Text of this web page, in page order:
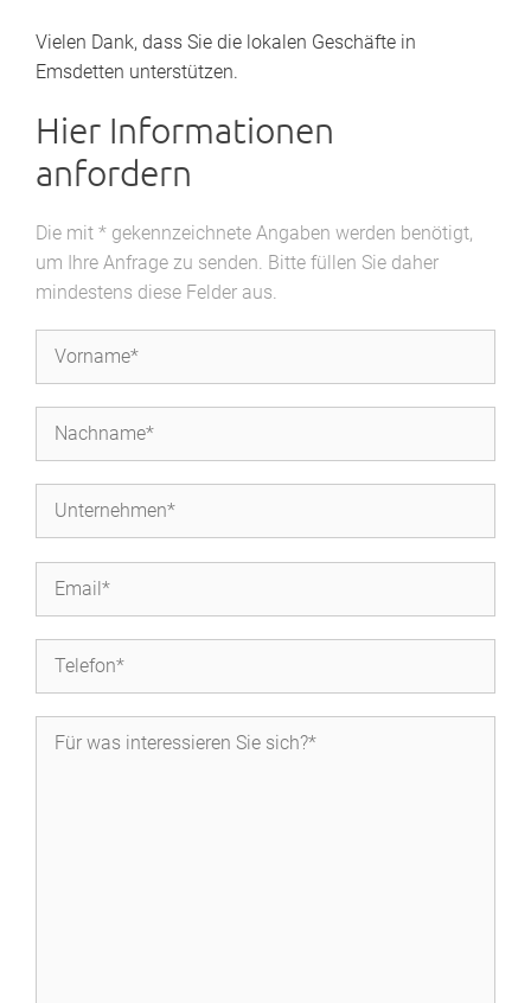
Vielen Dank, dass Sie die lokalen Geschäfte in
Emsdetten unterstützen.
Hier Informationen
anfordern
Die mit * gekennzeichnete Angaben werden benötigt,
um Ihre Anfrage zu senden. Bitte füllen Sie daher
mindestens diese Felder aus.